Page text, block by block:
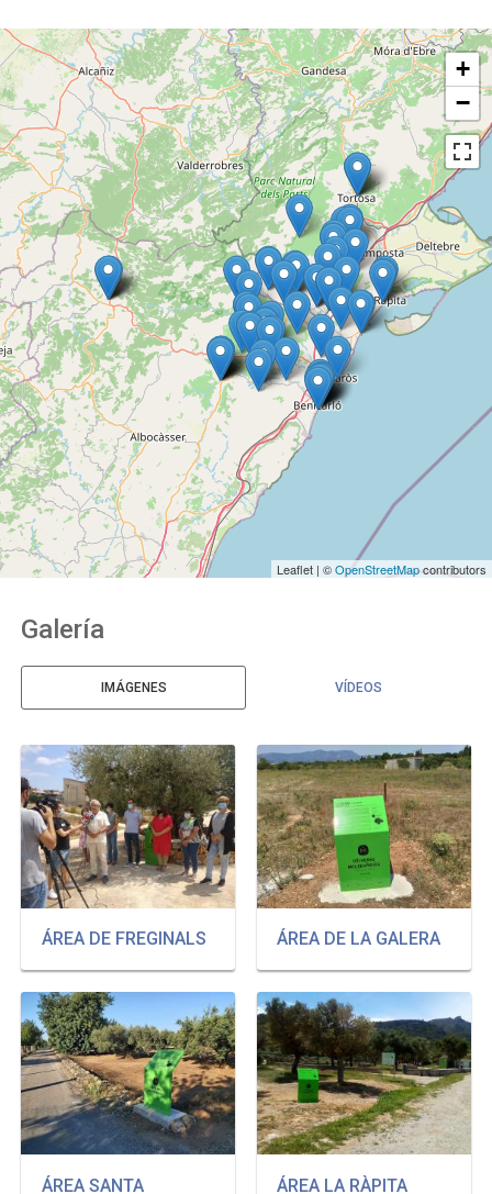
+
−
Leaflet | ©OpenStreetMapcontributors
Galería
IMÁGENES VÍDEOS
ÁREA DE FREGINALS ÁREA DE LA GALERA
ÁREA SANTA ÁREA LA RÀPITA